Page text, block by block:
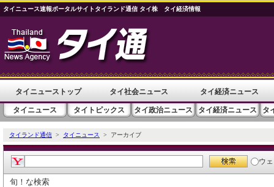
タイニュース速報ポータルサイトタイランド通信 タイ株 タイ経済情報
タイニューストップ タイ社会ニュース タイ経済ニュース
タイニュース タイトピックス タイ政治ニュース タイ経済ニュース タ
タイランド通信 > タイニュース > アーカイブ
ウ
旬！な検索